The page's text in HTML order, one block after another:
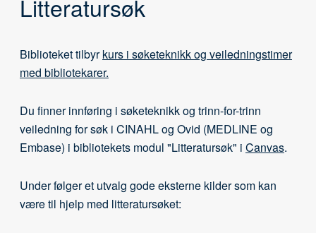
Litteratursøk
Biblioteket tilbyrkurs i søketeknikk og veiledningstimer
med bibliotekarer.
Du finner innføring i søketeknikk og trinn-for-trinn
veiledning for søk i CINAHL og Ovid (MEDLINE og
Embase) i bibliotekets modul "Litteratursøk" i Canvas.
Under følger et utvalg gode eksterne kilder som kan
være til hjelp med litteratursøket: